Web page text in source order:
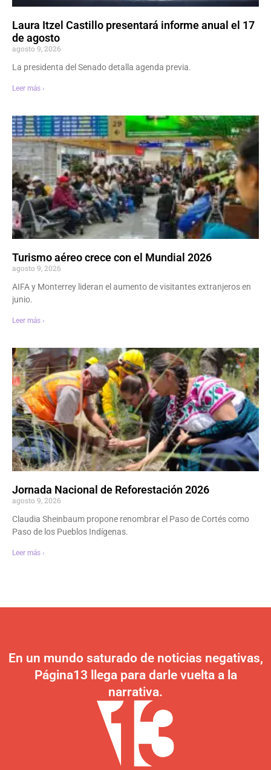
Laura Itzel Castillo presentará informe anual el 17
de agosto
agosto 9, 2026
La presidenta del Senado detalla agenda previa.
Leer más ›
Turismo aéreo crece con el Mundial 2026
agosto 9, 2026
AIFA y Monterrey lideran el aumento de visitantes extranjeros en
junio.
Leer más ›
Jornada Nacional de Reforestación 2026
agosto 9, 2026
Claudia Sheinbaum propone renombrar el Paso de Cortés como
Paso de los Pueblos Indígenas.
Leer más ›
En un mundo saturado de noticias negativas,
Página13 llega para darle vuelta a la
narrativa.